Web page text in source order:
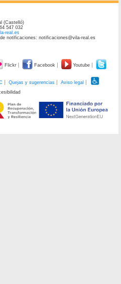
(Castelló)
547 032
real.es
notificaciones: notificaciones@vila-real.es
Flickr Facebook Youtube
Quejas y sugerencias
Aviso legal